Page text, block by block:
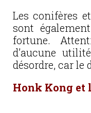
Les conifères
sont
fortune.
d’aucune
désordre, car le
Honk Kong et